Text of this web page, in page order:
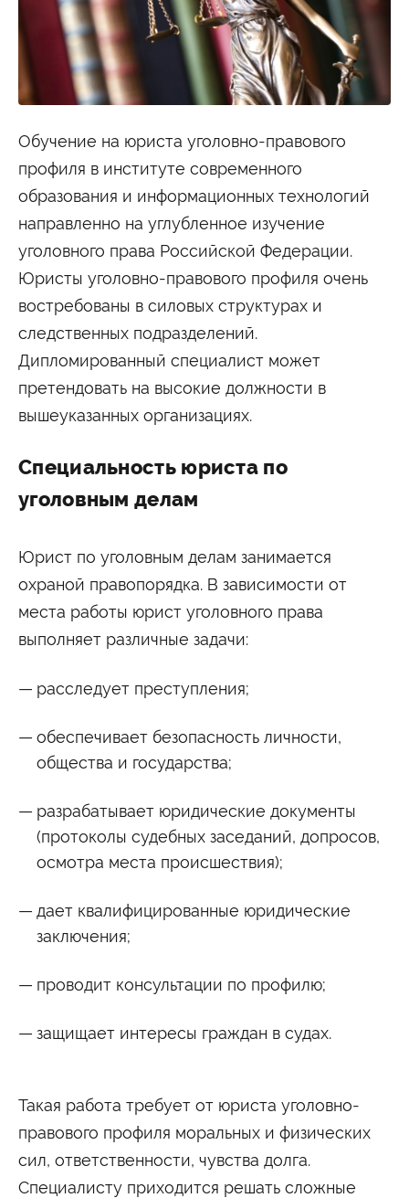
Студенту
Военно-учетный стол Миграционный учет
Библиотека
Полезные ссылки
Антиплагиат
Карта москвича
Центр правовой помощи
Статьи
Фотогалерея
Второе высшее
Формы обучения
Очная форма обучения
Заочная форма обучения
Мероприятия
Выездные студенческие мероприятия
Университетские субботы
Администрация
+7 (495) 795-00-11
Приёмная комиссия
+7 (495) 795-00-10
 
Министерство науки и высшего образования
Российской Федерации
Федерации
Сведения об образовательной организации
Обучение на юриста уголовно-правового
профиля в институте современного
образования и информационных технологий
направленно на углубленное изучение
уголовного права Российской Федерации.
Юристы уголовно-правового профиля очень
востребованы в силовых структурах и
следственных подразделений.
Дипломированный специалист может
претендовать на высокие должности в
вышеуказанных организациях.
Специальность юриста по
уголовным делам
Юрист по уголовным делам занимается
охраной правопорядка. В зависимости от
места работы юрист уголовного права
выполняет различные задачи:
расследует преступления;
обеспечивает безопасность личности,
общества и государства;
разрабатывает юридические документы
(протоколы судебных заседаний, допросов,
осмотра места происшествия);
дает квалифицированные юридические
заключения;
проводит консультации по профилю;
защищает интересы граждан в судах.
Такая работа требует от юриста уголовно-
правового профиля моральных и физических
сил, ответственности, чувства долга.
Специалисту приходится решать сложные